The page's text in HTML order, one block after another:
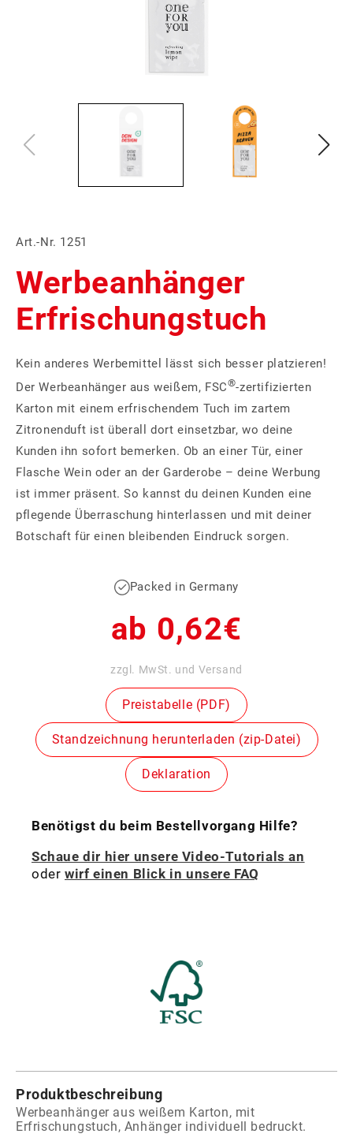
Art.-Nr. 1251
Werbeanhänger
Erfrischungstuch
Kein anderes Werbemittel lässt sich besser platzieren!
Der Werbeanhänger aus weißem, FSC®-zertifizierten
Karton mit einem erfrischendem Tuch im zartem
Zitronenduft ist überall dort einsetzbar, wo deine
Kunden ihn sofort bemerken. Ob an einer Tür, einer
Flasche Wein oder an der Garderobe – deine Werbung
ist immer präsent. So kannst du deinen Kunden eine
pflegende Überraschung hinterlassen und mit deiner
Botschaft für einen bleibenden Eindruck sorgen.
Packed in Germany
Normaler
Preis
ab 0,62€
zzgl. MwSt. und Versand
Preistabelle (PDF)
Standzeichnung herunterladen (zip-Datei)
Deklaration
Benötigst du beim Bestellvorgang Hilfe?
Schaue dir hier unsere Video-Tutorials an
oder wirf einen Blick in unsere FAQ
Produktbeschreibung
Werbeanhänger aus weißem Karton, mit
Erfrischungstuch, Anhänger individuell bedruckt.